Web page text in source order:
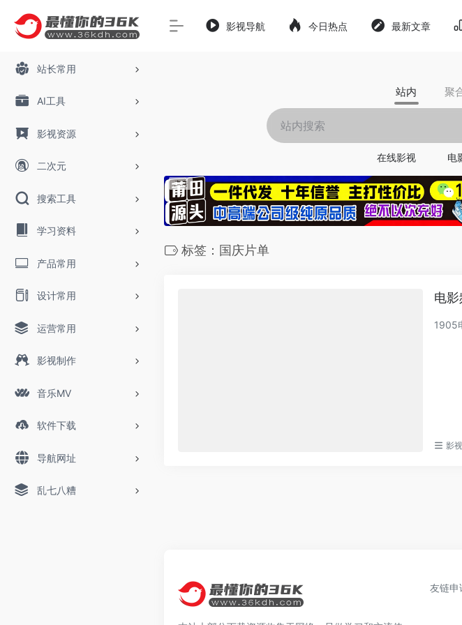
站长常用
AI工具
影视资源
二次元
搜索工具
学习资料
产品常用
设计常用
运营常用
影视制作
音乐MV
软件下载
导航网址
乱七八糟
影视导航 今日热点 最新文章
站内 聚
在线影视 电
标签：国庆片单
电
1905
影
友链申